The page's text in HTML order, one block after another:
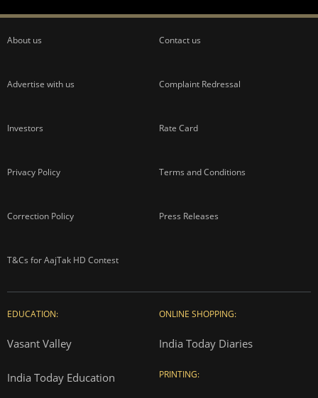
About us Contact us
Advertise with us Complaint Redressal
Investors Rate Card
Privacy Policy Terms and Conditions
Correction Policy Press Releases
T&Cs for AajTak HD Contest
EDUCATION:
Vasant Valley
India Today Education
ONLINE SHOPPING:
India Today Diaries
PRINTING: